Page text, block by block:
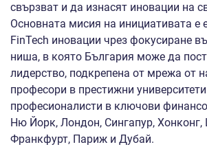
свързват и да изнасят иновации на
Основната мисия на инициативата е
FinTech иновации чрез фокусиране
ниша, в която България може да
лидерство, подкрепена от мрежа от
професори в престижни
професионалисти в ключови
Ню Йорк, Лондон, Сингапур,
Франкфурт, Париж и Дубай.